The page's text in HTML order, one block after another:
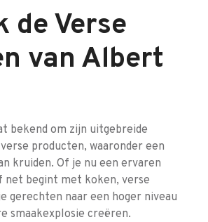
de Verse
van Albert
bekend om zijn uitgebreide
producten, waaronder een
kruiden. Of je nu een ervaren
begint met koken, verse
gerechten naar een hoger niveau
smaakexplosie creëren.